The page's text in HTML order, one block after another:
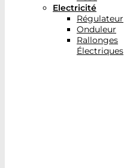
Electricité
Régulateur
Onduleur
Rallonges
Électriques